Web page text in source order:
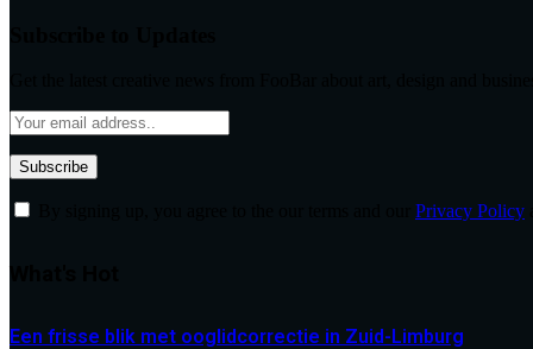
Privacy Policy
Een frisse blik met ooglidcorrectie in Zuid-Limburg